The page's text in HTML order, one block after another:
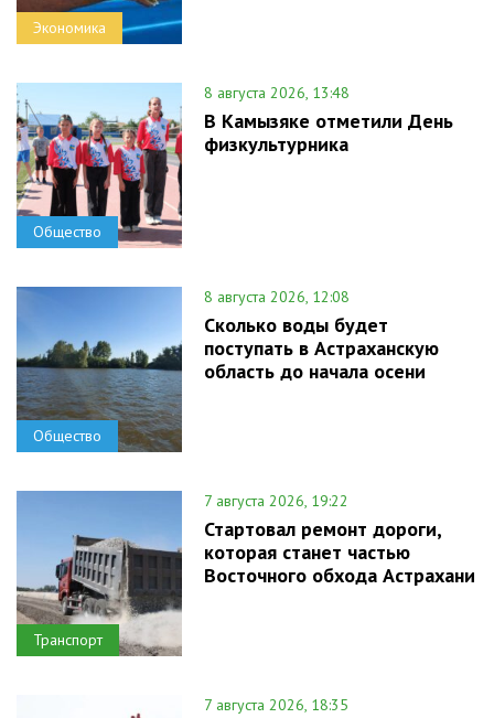
Экономика
Общество
8 августа 2026, 13:48
В Камызяке отметили День
физкультурника
Общество
8 августа 2026, 12:08
Сколько воды будет
поступать в Астраханскую
область до начала осени
Транспорт
7 августа 2026, 19:22
Стартовал ремонт дороги,
которая станет частью
Восточного обхода Астрахани
7 августа 2026, 18:35